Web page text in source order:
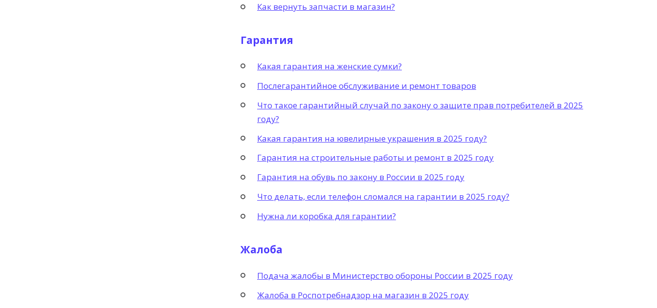
Как вернуть запчасти в магазин?
Гарантия
Какая гарантия на женские сумки?
Послегарантийное обслуживание и ремонт товаров
Что такое гарантийный случай по закону о защите прав потребителей в 2025
году?
Какая гарантия на ювелирные украшения в 2025 году?
Гарантия на строительные работы и ремонт в 2025 году
Гарантия на обувь по закону в России в 2025 году
Что делать, если телефон сломался на гарантии в 2025 году?
Нужна ли коробка для гарантии?
Жалоба
Подача жалобы в Министерство обороны России в 2025 году
Жалоба в Роспотребнадзор на магазин в 2025 году